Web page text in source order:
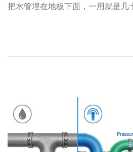
把水管埋在地板下面，一用就是